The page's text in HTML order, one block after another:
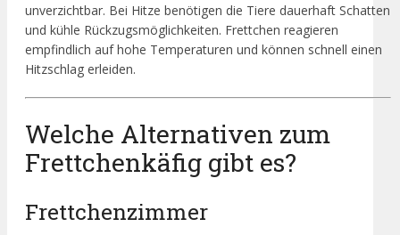
unverzichtbar. Bei Hitze benötigen die Tiere dauerhaft Schatten
und kühle Rückzugsmöglichkeiten. Frettchen reagieren
empfindlich auf hohe Temperaturen und können schnell einen
Hitzschlag erleiden.
Welche Alternativen zum
Frettchenkäfig gibt es?
Frettchenzimmer